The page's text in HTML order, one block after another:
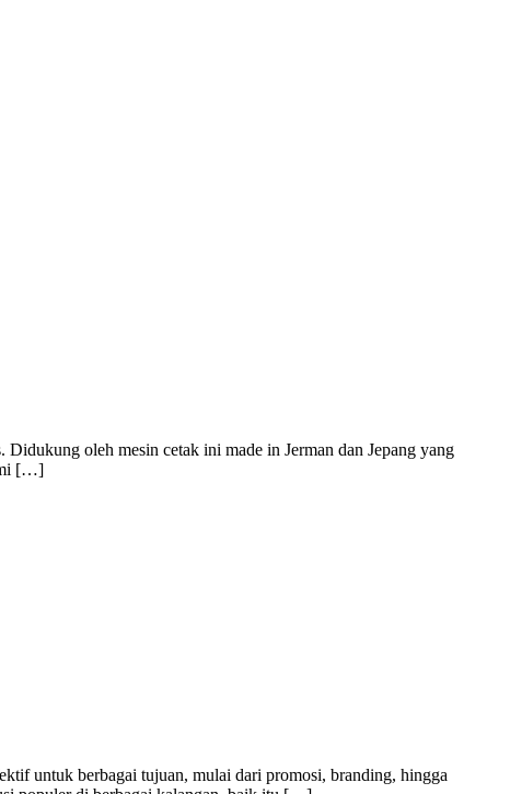
oleh mesin cetak ini made in Jerman dan Jepang yang
[…]
untuk berbagai tujuan, mulai dari promosi, branding, hingga